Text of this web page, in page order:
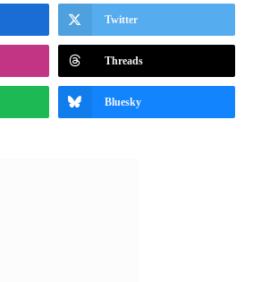
Twitter
Threads
Bluesky